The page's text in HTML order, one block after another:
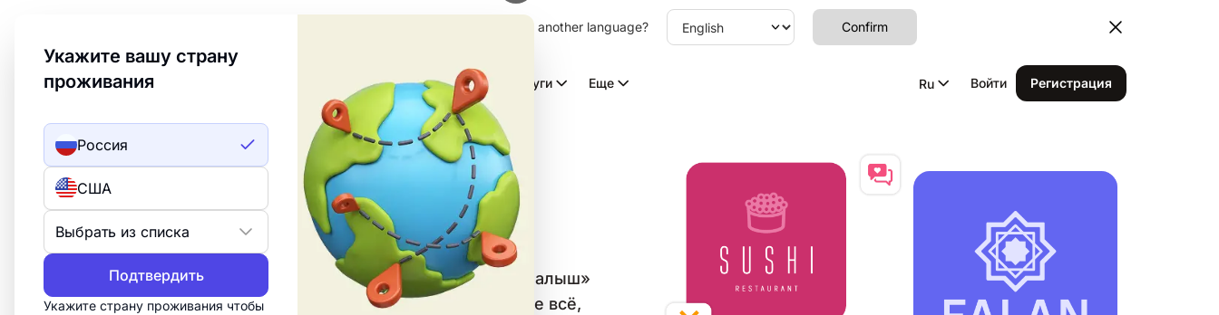
Укажите вашу страну
проживания
Россия
США
Выбрать из списка
Подтвердить
Укажите страну проживания чтобы
Welcome to Turbologo! This page is available in another language. Choose another language? Confirm
ИИ лого Видео с ИИ Услуги Еще Ru Войти Регистрация
Примеры детских
логотипов
Создайте профессиональный логотип в категории «Малыш»
за 15 минут. Настройте бесплатный шаблон и скачайте всё,